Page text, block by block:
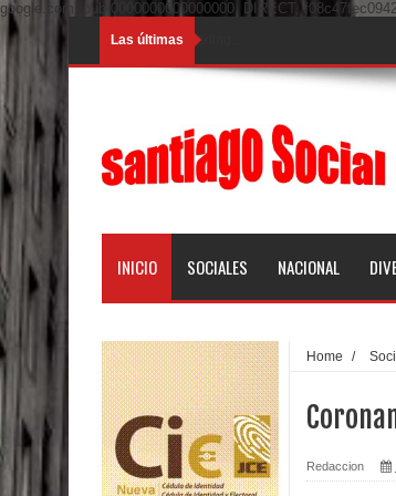
google.com, pub-0000000000000000, DIRECT,
Las últimasLoading...
INICIO SOCIALES NACIONAL
Home /
Redaccion